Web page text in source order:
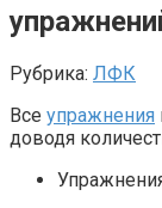
Рубрика: ЛФК
Все упражнения
доводя